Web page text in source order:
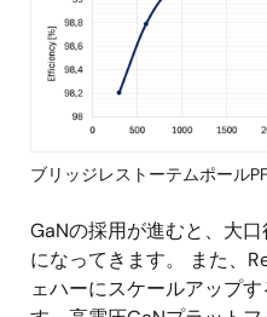
ブリッジレストーテムポール
GaNの採用が進むと、大
になってきます。 また、
ェハーにスケールアップ